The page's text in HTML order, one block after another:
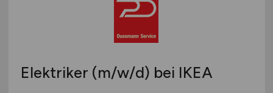
Elektriker (m/w/d) bei IKEA